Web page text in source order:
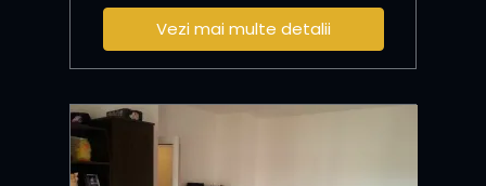
Vezi mai multe detalii